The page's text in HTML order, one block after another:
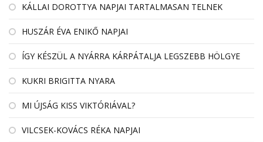
KÁLLAI DOROTTYA NAPJAI TARTALMASAN TELNEK
HUSZÁR ÉVA ENIKŐ NAPJAI
ÍGY KÉSZÜL A NYÁRRA KÁRPÁTALJA LEGSZEBB HÖLGYE
KUKRI BRIGITTA NYARA
MI ÚJSÁG KISS VIKTÓRIÁVAL?
VILCSEK-KOVÁCS RÉKA NAPJAI